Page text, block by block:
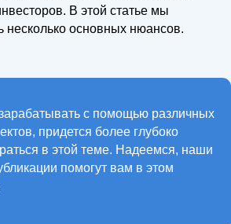
В этой статье мы
несколько основных нюансов.
с помощью различных
придется более глубоко
в этой теме. Надеемся, наши
помогут вам в этом